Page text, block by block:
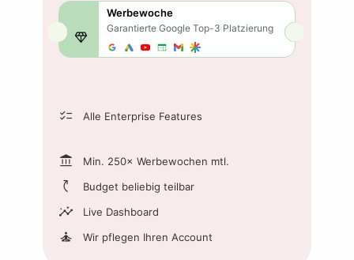
diamond
Werbewoche
Garantierte Google Top-3 Platzierung
checklist Alle Enterprise Features
account_balance Min. 250× Werbewochen mtl.
switch_access_shortcut Budget beliebig teilbar
insights Live Dashboard
self_improvement Wir pflegen Ihren Account